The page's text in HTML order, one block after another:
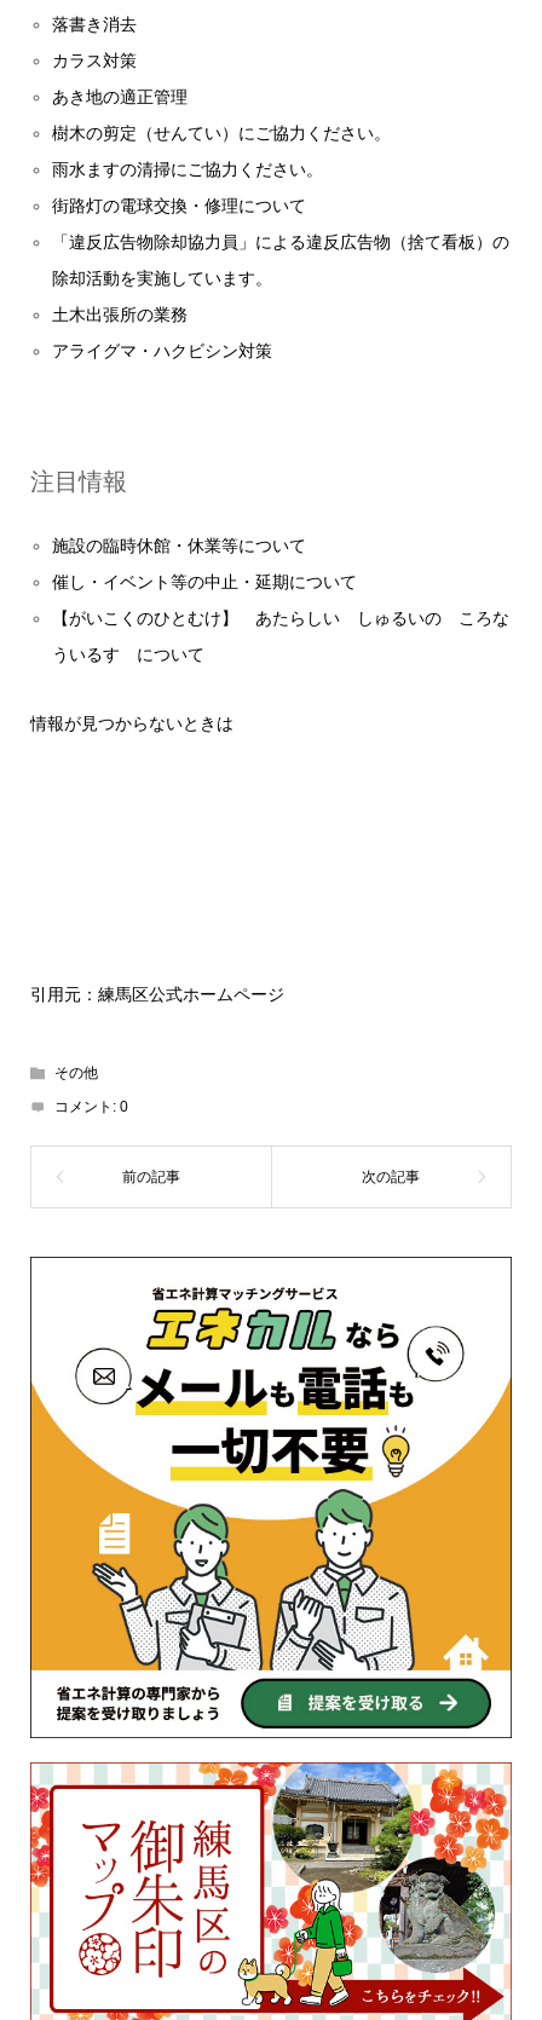
落書き消去
カラス対策
あき地の適正管理
樹木の剪定（せんてい）にご協力ください。
雨水ますの清掃にご協力ください。
街路灯の電球交換・修理について
「違反広告物除却協力員」による違反広告物（捨て看板）の
除却活動を実施しています。
土木出張所の業務
アライグマ・ハクビシン対策
注目情報
施設の臨時休館・休業等について
催し・イベント等の中止・延期について
【がいこくのひとむけ】 あたらしい しゅるいの ころな
ういるす について
情報が見つからないときは
引用元：練馬区公式ホームページ
その他
コメント: 0